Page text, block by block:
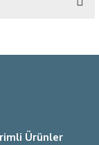
Ürünler